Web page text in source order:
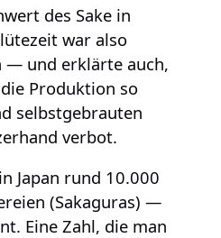
des Sake in
war also
— und erklärte auch,
Produktion so
selbstgebrauten
verbot.
Japan rund 10.000
(Sakaguras) —
Eine Zahl, die man